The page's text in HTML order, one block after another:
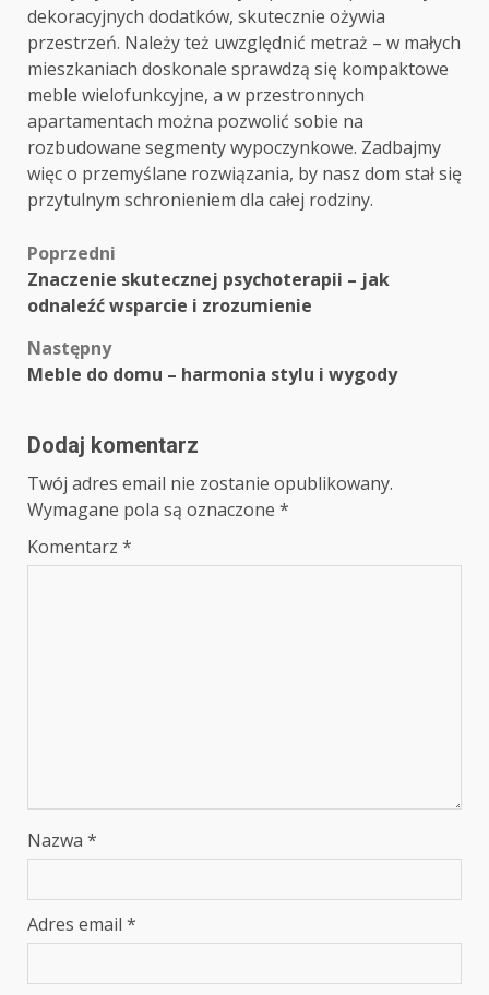
dekoracyjnych dodatków, skutecznie ożywia
przestrzeń. Należy też uwzględnić metraż – w małych
mieszkaniach doskonale sprawdzą się kompaktowe
meble wielofunkcyjne, a w przestronnych
apartamentach można pozwolić sobie na
rozbudowane segmenty wypoczynkowe. Zadbajmy
więc o przemyślane rozwiązania, by nasz dom stał się
przytulnym schronieniem dla całej rodziny.
Zobacz
wpisy
Poprzedni
Znaczenie skutecznej psychoterapii – jak
odnaleźć wsparcie i zrozumienie
Następny
Meble do domu – harmonia stylu i wygody
Dodaj komentarz
Twój adres email nie zostanie opublikowany.
Wymagane pola są oznaczone *
Komentarz *
Nazwa *
Adres email *